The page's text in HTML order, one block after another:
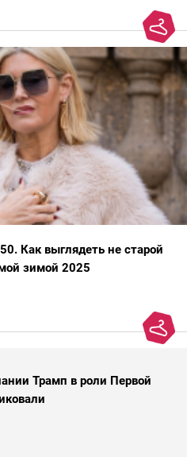
Как выглядеть не старой
зимой 2025
Трамп в роли Первой